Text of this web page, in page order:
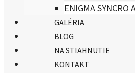
ENIGMA SYNCRO
GALÉRIA
BLOG
NA STIAHNUTIE
KONTAKT